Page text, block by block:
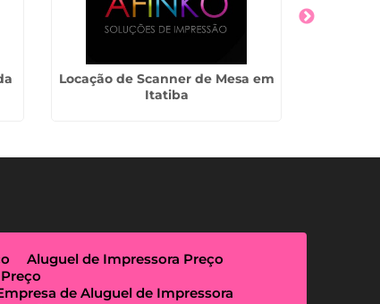
Locação de Scanner de Mesa em
Itatiba
Aluguel de Impressora Preço
de Aluguel de Impressora